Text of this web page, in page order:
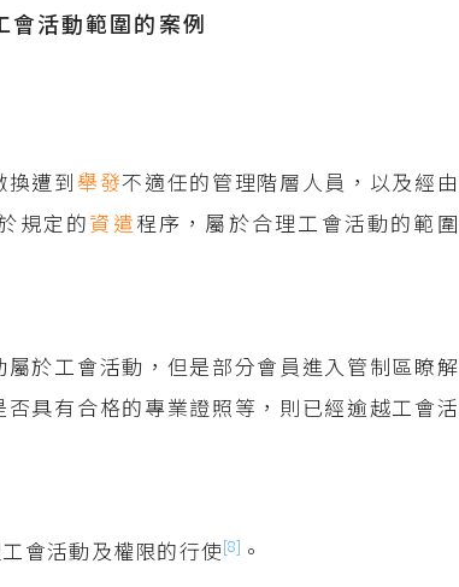
會活動範圍的案例
遭到舉發不適任的管理階層人員，以及經由
規定的資遣程序，屬於合理工會活動的範圍
於工會活動，但是部分會員進入管制區瞭解
具有合格的專業證照等，則已經逾越工會活
會活動及權限的行使[8] 。